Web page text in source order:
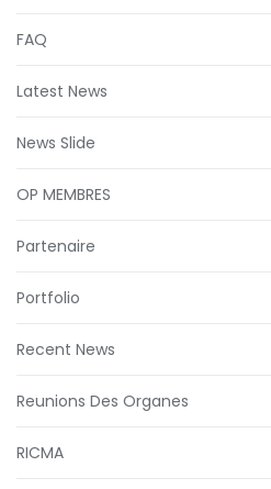
FAQ
Latest News
News Slide
OP MEMBRES
Partenaire
Portfolio
Recent News
Reunions Des Organes
RICMA